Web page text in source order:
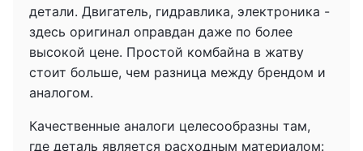
детали. Двигатель, гидравлика, электроника -
здесь оригинал оправдан даже по более
высокой цене. Простой комбайна в жатву
стоит больше, чем разница между брендом и
аналогом.
Качественные аналоги целесообразны там,
где деталь является расходным материалом: